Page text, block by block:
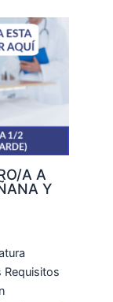
A A
Y
Requisitos